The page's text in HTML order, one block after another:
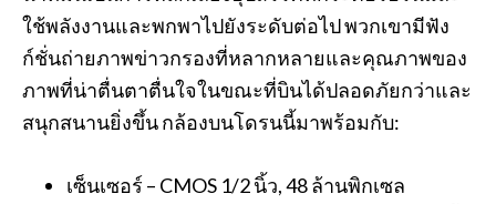
ใช้พลังงานและพกพาไปยังระดับต่อไป พวกเขามีฟัง
ก์ชั่นถ่ายภาพข่าวกรองที่หลากหลายและคุณภาพของ
ภาพที่น่าตื่นตาตื่นใจในขณะที่บินได้ปลอดภัยกว่าและ
สนุกสนานยิ่งขึ้น กล้องบนโดรนนี้มาพร้อมกับ:
เซ็นเซอร์ – CMOS 1/2 นิ้ว, 48 ล้านพิกเซล